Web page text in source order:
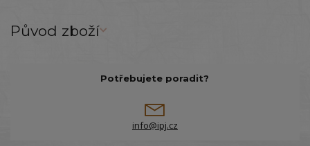
Původ zboží
Potřebujete poradit?
info@ipj.cz